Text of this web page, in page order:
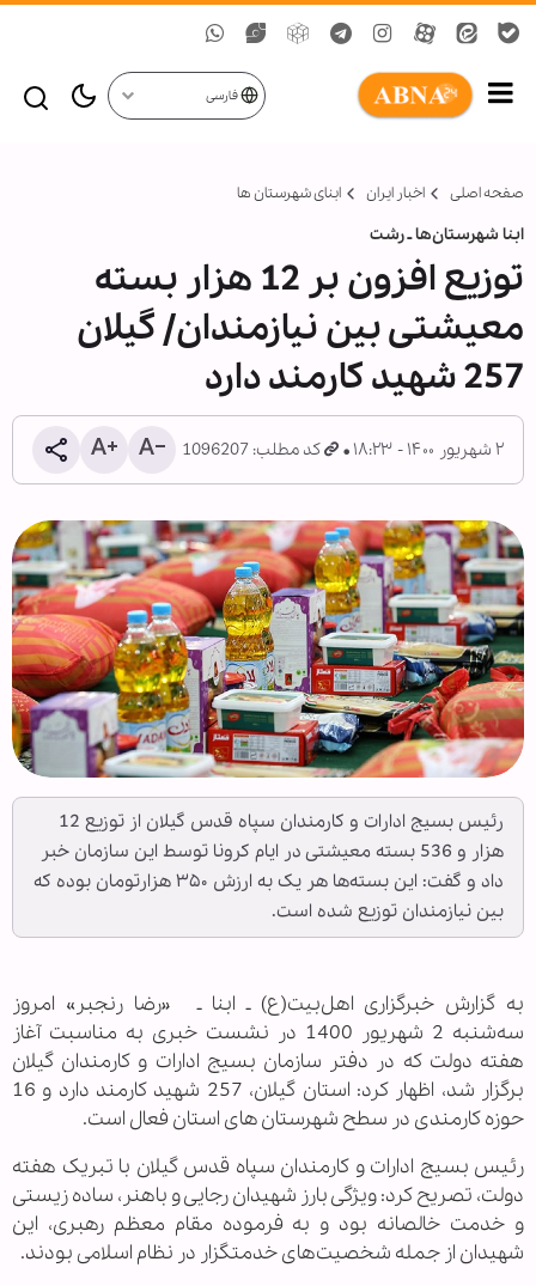
فارسی
صفحه اصلی اخبار ایران ابنای شهرستان ها
ابنا شهرستان‌ها ـ رشت
توزیع افزون بر 12 هزار بسته
معیشتی بین نیازمندان/ گیلان
257 شهید کارمند دارد
۲ شهریور ۱۴۰۰ - ۱۸:۲۳ کد مطلب: 1096207
رئیس بسیج ادارات و کارمندان سپاه قدس گیلان از توزیع 12
هزار و 536 بسته معیشتی در ایام کرونا توسط این سازمان خبر
داد و گفت: این بسته‌ها هر یک به ارزش ۳۵۰ هزارتومان بوده که
بین نیازمندان توزیع شده است.
به گزارش خبرگزاری اهل‌بیت(ع) ـ ابنا ـ «رضا رنجبر» امروز
سه‌شنبه 2 شهریور 1400 در نشست خبری به مناسبت آغاز
هفته دولت که در دفتر سازمان بسیج ادارات و کارمندان گیلان
برگزار شد، اظهار کرد: استان گیلان، 257 شهید کارمند دارد و 16
حوزه کارمندی در سطح شهرستان های استان فعال است.
رئیس بسیج ادارات و کارمندان سپاه قدس گیلان با تبریک هفته
دولت، تصریح کرد: ویژگی‌ بارز شهیدان رجایی و باهنر، ساده زیستی
و خدمت خالصانه بود و به فرموده‌ مقام معظم رهبری، این
شهیدان از جمله شخصیت‌های خدمتگزار در نظام اسلامی بودند.